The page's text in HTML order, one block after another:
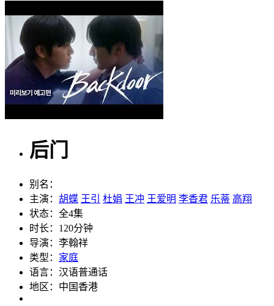
后门
别名：
主演： 胡蝶 王引 杜娟 王冲 王爱明 李香君 乐蒂 高翔
状态： 全4集
时长： 120分钟
导演： 李翰祥
类型： 家庭
语言： 汉语普通话
地区： 中国香港